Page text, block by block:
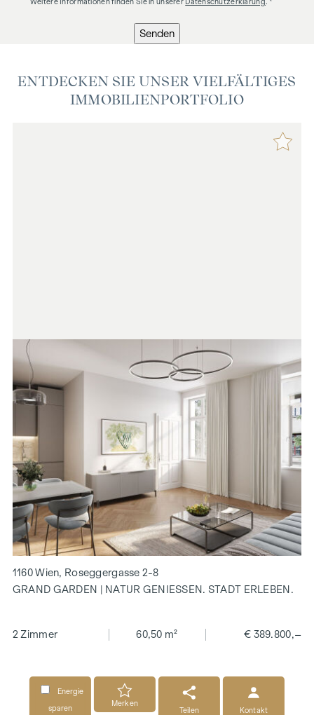
Senden
ENTDECKEN SIE UNSER VIELFÄLTIGES
IMMOBILIENPORTFOLIO
1160 Wien, Roseggergasse 2-8
GRAND GARDEN | NATUR GENIESSEN. STADT ERLEBEN.
2 Zimmer 60,50 m² € 389.800,–
Energie
sparen
Merken
Teilen
Kontakt